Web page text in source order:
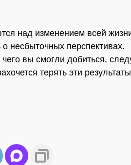
над изменением всей
несбыточных перспективах.
чего вы смогли добиться,
терять эти